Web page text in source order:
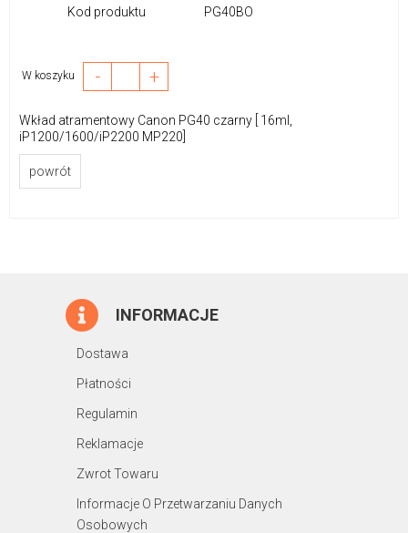
Kod produktu
PG40BO
W koszyku - +
Wkład atramentowy Canon PG40 czarny [ 16ml,
iP1200/1600/iP2200 MP220]
powrót
INFORMACJE
Dostawa
Płatności
Regulamin
Reklamacje
Zwrot Towaru
Informacje O Przetwarzaniu Danych
Osobowych